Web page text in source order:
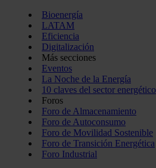
Bioenergía
LATAM
Eficiencia
Digitalización
Más secciones
Eventos
La Noche de la Energía
10 claves del sector energético
Foros
Foro de Almacenamiento
Foro de Autoconsumo
Foro de Movilidad Sostenible
Foro de Transición Energética
Foro Industrial